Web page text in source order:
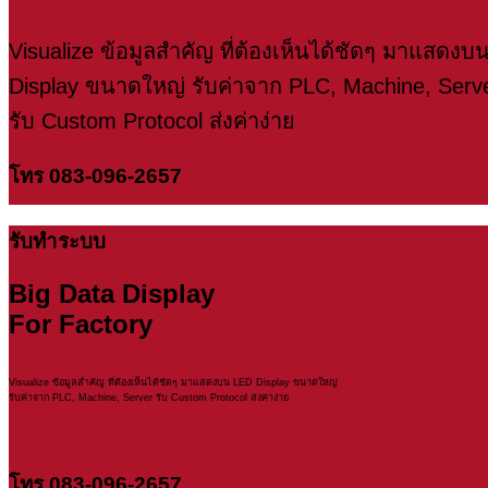
Visualize ข้อมูลสำคัญ ที่ต้องเห็นได้ชัดๆ มาแสดงบ
Display ขนาดใหญ่ รับค่าจาก PLC, Machine,
รับ Custom Protocol ส่งค่าง่าย
โทร 083-096-2657
รับทำระบบ
Big Data Display
For Factory
Visualize ข้อมูลสำคัญ ที่ต้องเห็นได้ชัดๆ มาแสดงบน LED Display ขนาดใหญ่
รับค่าจาก PLC, Machine, Server รับ Custom Protocol ส่งค่าง่าย